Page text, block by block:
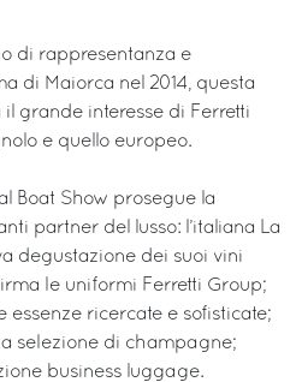
di rappresentanza e
di Maiorca nel 2014, questa
grande interesse di Ferretti
e quello europeo.
Boat Show prosegue la
partner del lusso: l’italiana La
degustazione dei suoi vini
le uniformi Ferretti Group;
essenze ricercate e sofisticate;
selezione di champagne;
business luggage.